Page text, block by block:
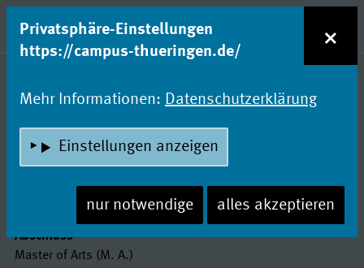
zum Inhalt
Entdecke Dein Studium!
KULTURMANAGEMENT
(MUSIKÖKONOMIE)
Friedrich-Schiller-Universität Jena
Basisdaten
Abschluss
Master of Arts (M. A.)
Privatsphäre-Einstellungen
https://campus-thueringen.de/
×
Mehr Informationen: Datenschutzerklärung
Einstellungen anzeigen
nur notwendige alles akzeptieren